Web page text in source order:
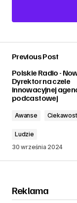
Previous Post
Polskie Radio -
Dyrektor na czele
innowacyjnej
podcastowej
Awanse
Ludzie
30 września 2024
Reklama